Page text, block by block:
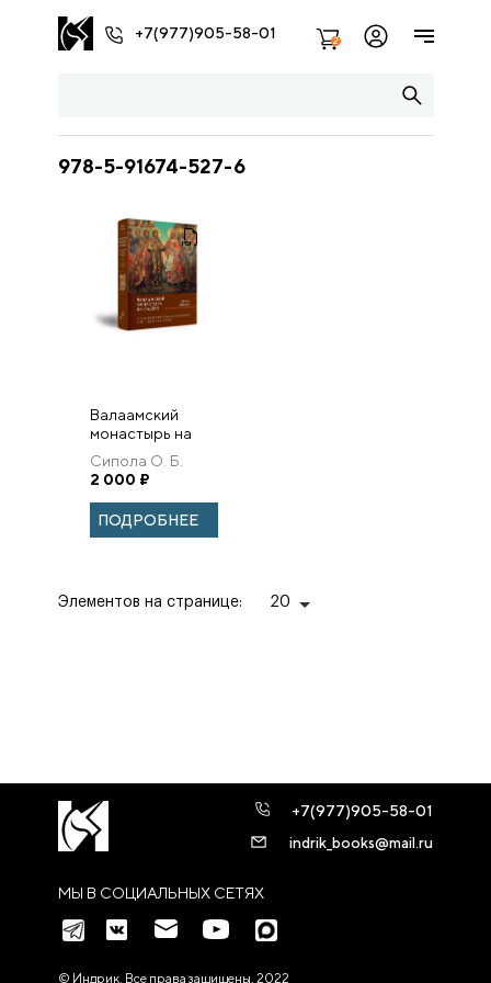
+7(977)905-58-01 2
978-5-91674-527-6
Валаамский
монастырь на
Ладоге:
художественное
убранство
церквей XVIII —
начала XIX века.
Сипола О. Б.
2 000 ₽
ПОДРОБНЕЕ
Элементов на странице: 20
МЫ В СОЦИАЛЬНЫХ СЕТЯХ
+7(977)905-58-01
indrik_books@mail.ru
© Индрик. Все права защищены, 2022